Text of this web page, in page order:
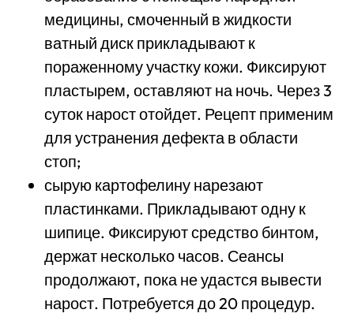
медицины, смоченный в жидкости
ватный диск прикладывают к
пораженному участку кожи. Фиксируют
пластырем, оставляют на ночь. Через 3
суток нарост отойдет. Рецепт применим
для устранения дефекта в области
стоп;
сырую картофелину нарезают
пластинками. Прикладывают одну к
шипице. Фиксируют средство бинтом,
держат несколько часов. Сеансы
продолжают, пока не удастся вывести
нарост. Потребуется до 20 процедур.